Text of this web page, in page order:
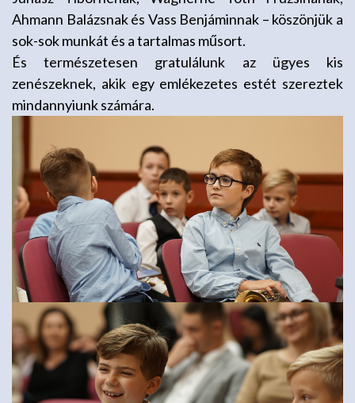
Ahmann Balázsnak és Vass Benjáminnak – köszönjük a
sok-sok munkát és a tartalmas műsort.
És természetesen gratulálunk az ügyes kis
zenészeknek, akik egy emlékezetes estét szereztek
mindannyiunk számára.